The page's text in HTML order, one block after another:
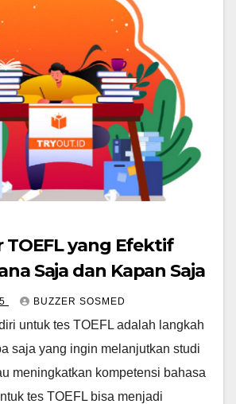
TOEFL yang Efektif
Saja dan Kapan Saja
BUZZER SOSMED
untuk tes TOEFL adalah langkah
saja yang ingin melanjutkan studi
meningkatkan kompetensi bahasa
tes TOEFL bisa menjadi